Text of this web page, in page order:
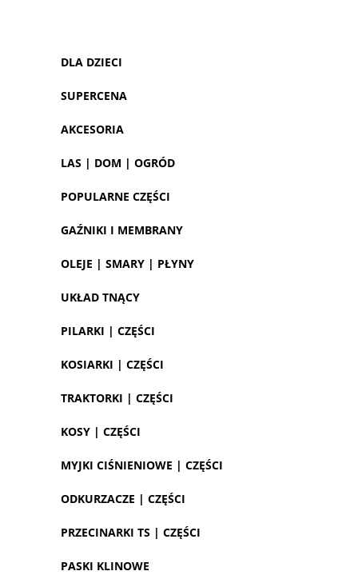
DLA DZIECI
SUPERCENA
AKCESORIA
LAS | DOM | OGRÓD
POPULARNE CZĘŚCI
GAŹNIKI I MEMBRANY
OLEJE | SMARY | PŁYNY
UKŁAD TNĄCY
PILARKI | CZĘŚCI
KOSIARKI | CZĘŚCI
TRAKTORKI | CZĘŚCI
KOSY | CZĘŚCI
MYJKI CIŚNIENIOWE | CZĘŚCI
ODKURZACZE | CZĘŚCI
PRZECINARKI TS | CZĘŚCI
PASKI KLINOWE